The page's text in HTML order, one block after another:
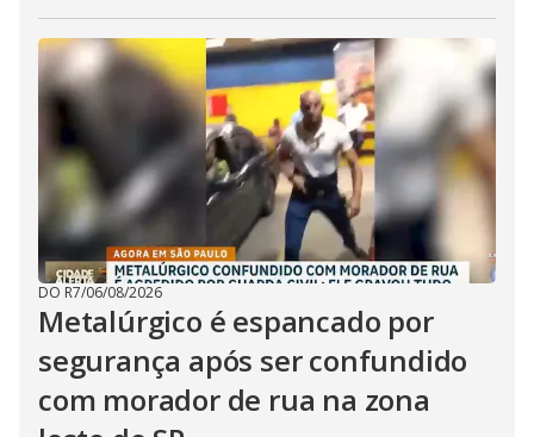
DO R7/06/08/2026
Metalúrgico é espancado por
segurança após ser confundido
com morador de rua na zona